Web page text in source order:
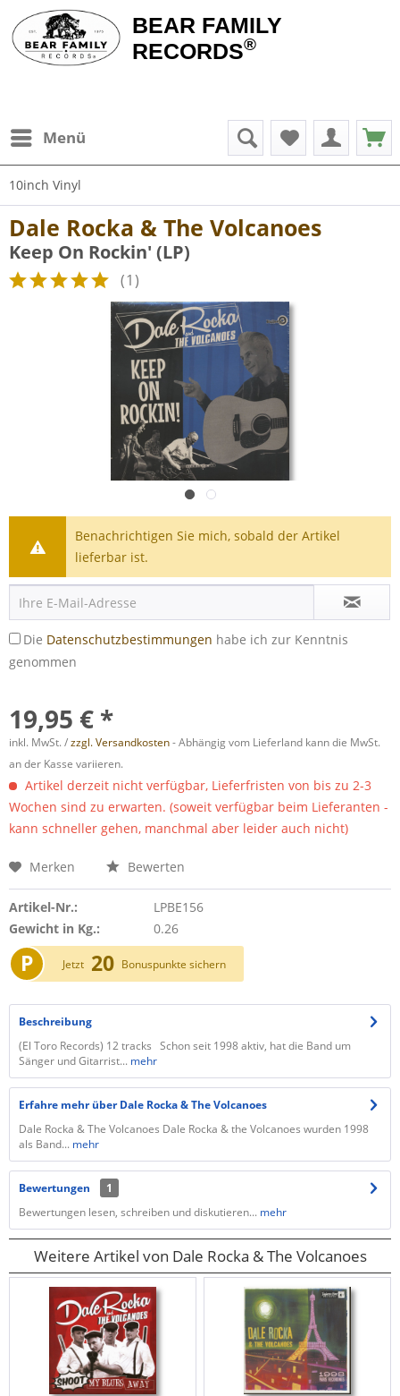
BEAR FAMILY
RECORDS®
Menü
10inch Vinyl
Dale Rocka & The Volcanoes
Keep On Rockin' (LP)
(1)
Benachrichtigen Sie mich, sobald der Artikel
lieferbar ist.
Die Datenschutzbestimmungen habe ich zur Kenntnis
genommen
19,95 € *
inkl. MwSt. /zzgl. Versandkosten- Abhängig vom Lieferland kann die MwSt.
an der Kasse variieren.
Artikel derzeit nicht verfügbar, Lieferfristen von bis zu 2-3
Wochen sind zu erwarten. (soweit verfügbar beim Lieferanten -
kann schneller gehen, manchmal aber leider auch nicht)
Merken Bewerten
Artikel-Nr.:
LPBE156
Gewicht in Kg.:
0.26
P Jetzt 20 Bonuspunkte sichern
Beschreibung
(El Toro Records) 12 tracks Schon seit 1998 aktiv, hat die Band um
Sänger und Gitarrist... mehr
Erfahre mehr über Dale Rocka & The Volcanoes
Dale Rocka & The Volcanoes Dale Rocka & the Volcanoes wurden 1998
als Band... mehr
Bewertungen
1
Bewertungen lesen, schreiben und diskutieren... mehr
Weitere Artikel von Dale Rocka & The Volcanoes